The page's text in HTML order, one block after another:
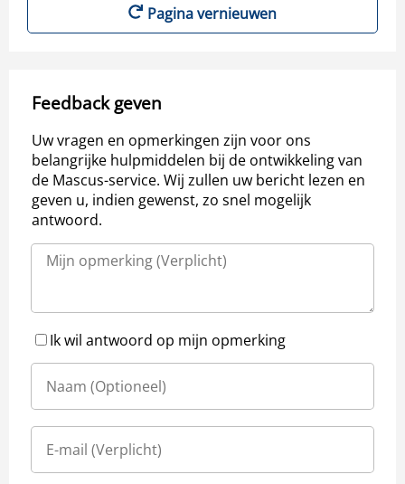
Pagina vernieuwen
Feedback geven
Uw vragen en opmerkingen zijn voor ons
belangrijke hulpmiddelen bij de ontwikkeling van
de Mascus-service. Wij zullen uw bericht lezen en
geven u, indien gewenst, zo snel mogelijk
antwoord.
Ik wil antwoord op mijn opmerking